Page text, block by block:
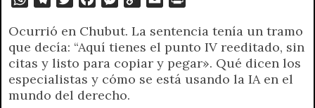
a
t
s
A
p
l
e
g
r
a
i
t
t
e
r
c
e
b
o
o
s
s
e
n
g
p
y
L
i
a
i
l
i
n
t
F
Ocurrió en Chubut. La sentencia tenía un tramo
que decía: “Aquí tienes el punto IV reeditado, sin
citas y listo para copiar y pegar». Qué dicen los
especialistas y cómo se está usando la IA en el
mundo del derecho.